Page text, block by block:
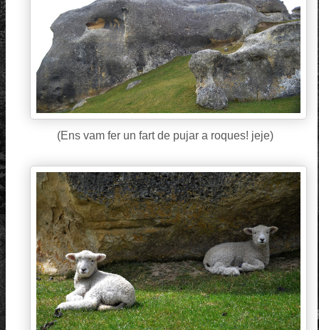
(Ens vam fer un fart de pujar a roques! jeje)